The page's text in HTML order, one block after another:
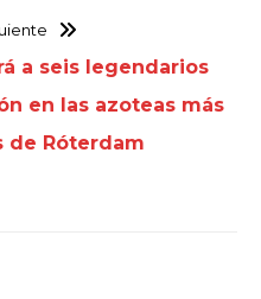
a seis legendarios
en las azoteas más
de Róterdam